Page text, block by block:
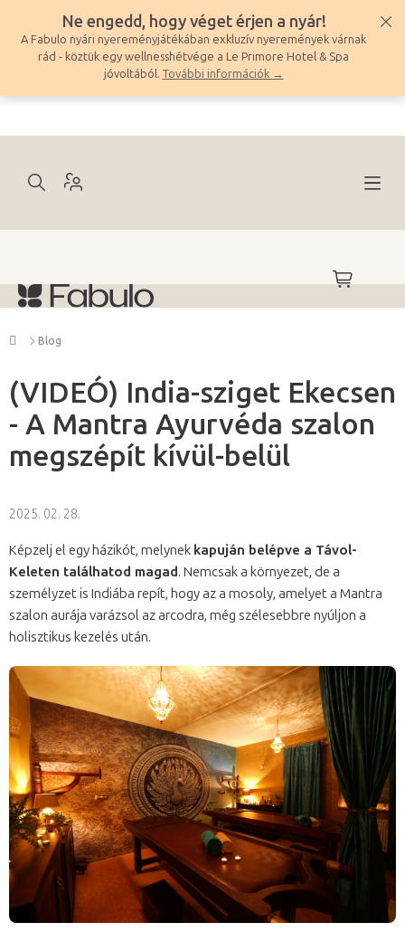
tartalomhoz
Ne engedd, hogy véget érjen a nyár!
A Fabulo nyári nyereményjátékában exkluzív nyeremények várnak
rád - köztük egy wellnesshétvége a Le Primore Hotel & Spa
jóvoltából. További információk →
KOSÁR
Kezdőlap
Blog
(VIDEÓ) India-sziget Ekecsen
- A Mantra Ayurvéda szalon
megszépít kívül-belül
2025. 02. 28.
Képzelj el egy házikót, melynek kapuján belépve a Távol-
Keleten találhatod magad. Nemcsak a környezet, de a
személyzet is Indiába repít, hogy az a mosoly, amelyet a Mantra
szalon aurája varázsol az arcodra, még szélesebbre nyúljon a
holisztikus kezelés után.